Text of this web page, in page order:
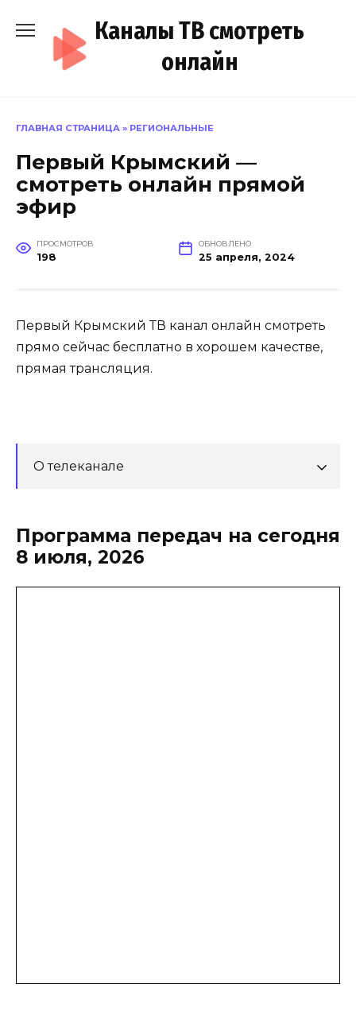
содержанию
Каналы ТВ смотреть
онлайн
ГЛАВНАЯ СТРАНИЦА » РЕГИОНАЛЬНЫЕ
Первый Крымский —
смотреть онлайн прямой
эфир
ПРОСМОТРОВ
198
ОБНОВЛЕНО
25 апреля, 2024
Первый Крымский ТВ канал онлайн смотреть
прямо сейчас бесплатно в хорошем качестве,
прямая трансляция.
О телеканале
Программа передач на сегодня
8 июля, 2026